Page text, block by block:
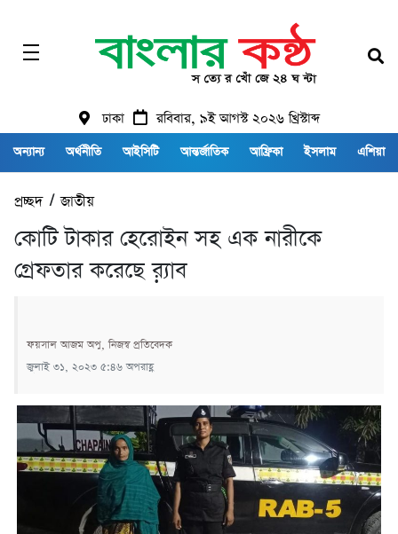
ঢাকা রবিবার, ৯ই আগস্ট ২০২৬ খ্রিস্টাব্দ
অন্যান্য অর্থনীতি আইসিটি আন্তর্জাতিক আফ্রিকা ইসলাম এশিয়া
প্রচ্ছদ/জাতীয়
কোটি টাকার হেরোইন সহ এক নারীকে
গ্রেফতার করেছে র়্যাব
ফয়সাল আজম অপু, নিজস্ব প্রতিবেদক
জুলাই ৩১, ২০২৩ ৫:৪৬ অপরাহ্ণ